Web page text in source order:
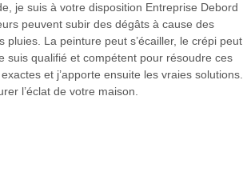
je suis à votre disposition Entreprise Debord
peuvent subir des dégâts à cause des
La peinture peut s’écailler, le crépi peut
suis qualifié et compétent pour résoudre ces
et j’apporte ensuite les vraies solutions.
l’éclat de votre maison.